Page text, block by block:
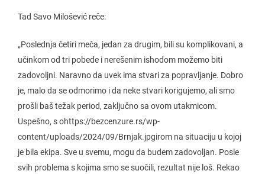
Tad Savo Milošević reče:
„Poslednja četiri meča, jedan za drugim, bili su komplikovani, a
učinkom od tri pobede i nerešenim ishodom možemo biti
zadovoljni. Naravno da uvek ima stvari za popravljanje. Dobro
je, malo da se odmorimo i da neke stvari korigujemo, ali smo
prošli baš težak period, zaključno sa ovom utakmicom.
Uspešno, s ohttps://bezcenzure.rs/wp-
content/uploads/2024/09/Brnjak.jpgirom na situaciju u kojoj
je bila ekipa. Sve u svemu, mogu da budem zadovoljan. Posle
svih problema s kojima smo se suočili, rezultat nije loš. Rekao